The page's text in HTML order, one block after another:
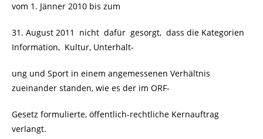
vom 1. Jänner 2010 bis zum
31. August 2011 nicht dafür gesorgt, dass die Kategorien
Information, Kultur, Unterhalt-
ung und Sport in einem angemessenen Verhältnis
zueinander standen, wie es der im ORF-
Gesetz formulierte, öffentlich-rechtliche Kernauftrag
verlangt.